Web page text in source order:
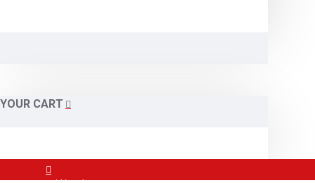
YOUR CART